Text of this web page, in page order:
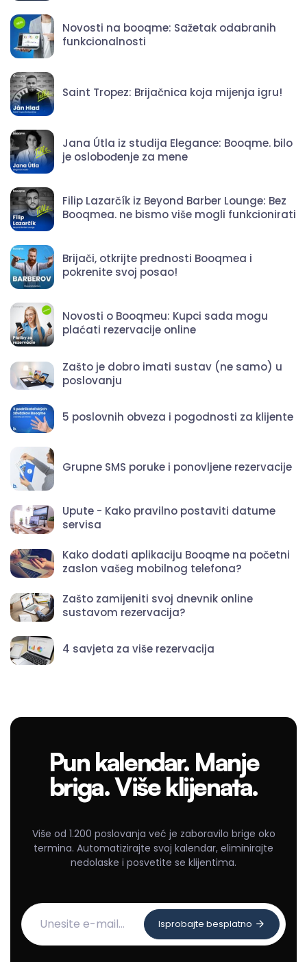
Novosti na booqme: Sažetak odabranih
funkcionalnosti
Saint Tropez: Brijačnica koja mijenja igru!
Jana Útla iz studija Elegance: Booqme. bilo
je oslobođenje za mene
Filip Lazarčík iz Beyond Barber Lounge: Bez
Booqmea. ne bismo više mogli funkcionirati
Brijači, otkrijte prednosti Booqmea i
pokrenite svoj posao!
Novosti o Booqmeu: Kupci sada mogu
plaćati rezervacije online
Zašto je dobro imati sustav (ne samo) u
poslovanju
5 poslovnih obveza i pogodnosti za klijente
Grupne SMS poruke i ponovljene rezervacije
Upute - Kako pravilno postaviti datume
servisa
Kako dodati aplikaciju Booqme na početni
zaslon vašeg mobilnog telefona?
Zašto zamijeniti svoj dnevnik online
sustavom rezervacija?
4 savjeta za više rezervacija
Pun kalendar. Manje
briga. Više klijenata.
Više od 1.200 poslovanja već je zaboravilo brige oko
termina. Automatizirajte svoj kalendar, eliminirajte
nedolaske i posvetite se klijentima.
Isprobajte besplatno